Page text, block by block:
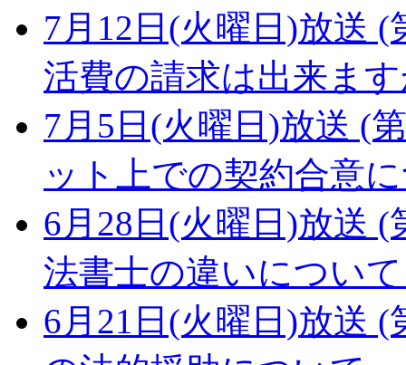
7月12日(火曜日)放送 (
活費の請求は出来ま
7月5日(火曜日)放送 (
ット上での契約合意
6月28日(火曜日)放送 (
法書士の違いについ
6月21日(火曜日)放送 (